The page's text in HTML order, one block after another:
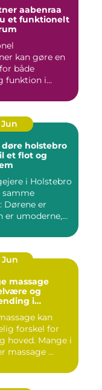
aabenraa
et funktionelt
kan gøre en
både
funktion i
Jun
holstebro
et flot og
i Holstebro
samme
Dørene er
er umoderne,
Jun
massage
i
kan
forskel for
hoved. Mange i
massage ...